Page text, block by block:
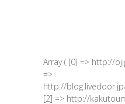
Array ( [0] => http://
=>
http://
[2] => http://